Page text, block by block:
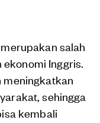
salah
Inggris.
meningkatkan
sehingga
kembali